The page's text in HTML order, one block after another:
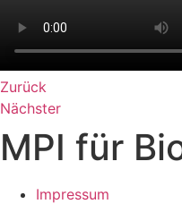
Zurück
Nächster
MPI für
Impressum